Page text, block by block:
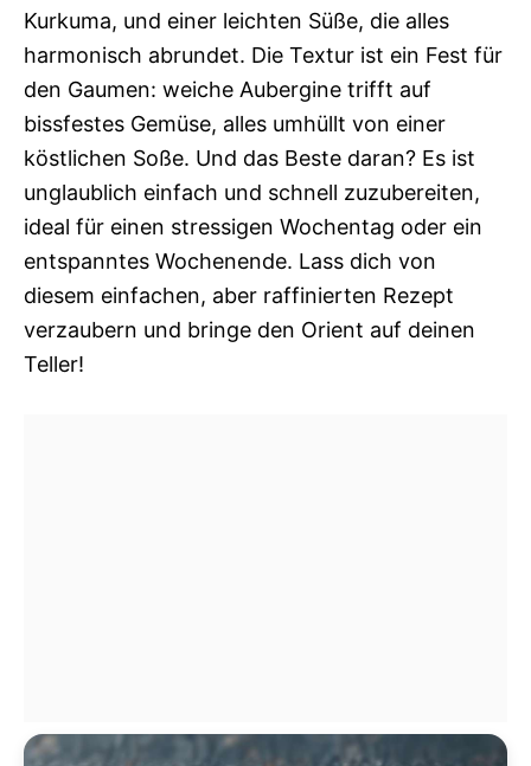
Kurkuma, und einer leichten Süße, die alles
harmonisch abrundet. Die Textur ist ein Fest für
den Gaumen: weiche Aubergine trifft auf
bissfestes Gemüse, alles umhüllt von einer
köstlichen Soße. Und das Beste daran? Es ist
unglaublich einfach und schnell zuzubereiten,
ideal für einen stressigen Wochentag oder ein
entspanntes Wochenende. Lass dich von
diesem einfachen, aber raffinierten Rezept
verzaubern und bringe den Orient auf deinen
Teller!